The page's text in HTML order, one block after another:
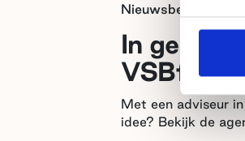
Nieuwsbericht
In
Met een adviseur
idee? Bekijk de